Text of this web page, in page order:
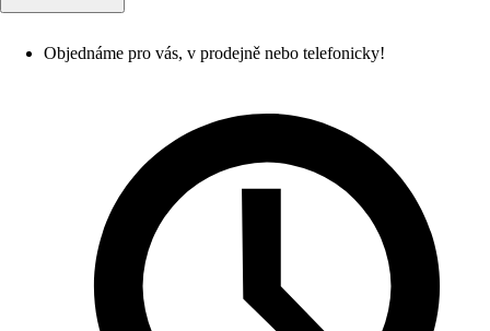
Objednáme pro vás, v prodejně nebo telefonicky!